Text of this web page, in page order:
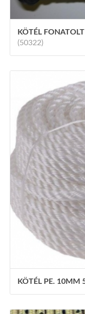
KÖTÉL
(50322)
KÖTÉL PE. 10MM